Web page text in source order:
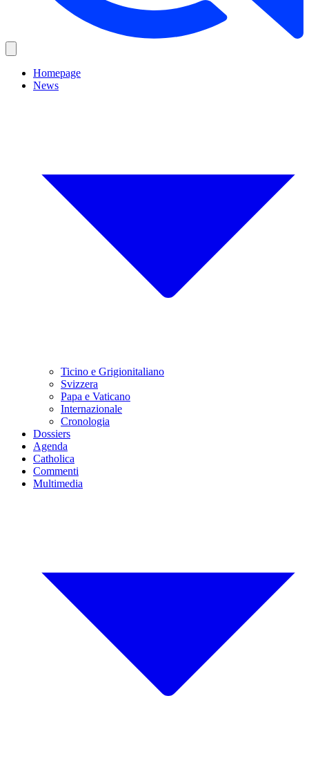
Homepage
News
Ticino e Grigionitaliano
Svizzera
Papa e Vaticano
Internazionale
Cronologia
Dossiers
Agenda
Catholica
Commenti
Multimedia